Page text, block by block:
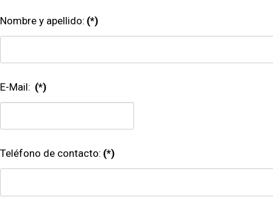
Nombre y apellido: (*)
E-Mail: (*)
Teléfono de contacto: (*)